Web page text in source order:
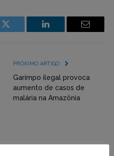
Incorpore
(YouTube,
Twitter,
Flickr
LinkedIn Email
PRÓXIMO ARTIGO
Garimpo ilegal provoca
aumento de casos de
malária na Amazônia